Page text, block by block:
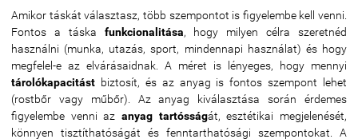
Amikor táskát választasz, több szempontot is figyelembe kell venni.
Fontos a táska funkcionalitása, hogy milyen célra szeretnéd
használni (munka, utazás, sport, mindennapi használat) és hogy
megfelel-e az elvárásaidnak. A méret is lényeges, hogy mennyi
tárolókapacitást biztosít, és az anyag is fontos szempont lehet
(rostbőr vagy műbőr). Az anyag kiválasztása során érdemes
figyelembe venni az anyag tartósságát, esztétikai megjelenését,
könnyen tisztíthatóságát és fenntarthatósági szempontokat. A